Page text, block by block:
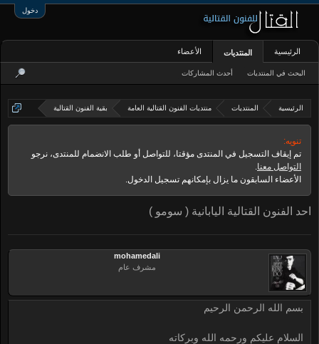
دخول
الرئيسية المنتديات منتديات الفنون القتالية العامة بقية الفنون القتالية
تنويه:
تم إيقاف التسجيل في المنتدى مؤقتا، للتواصل أو طلب الانضمام للمنتدى، نرجو
التواصل معنا.
الأعضاء السابقون ما يزال بإمكانهم تسجيل الدخول.
احد الفنون القتالية اليابانية ( سومو )
mohamedali
مشرف عام
بسم الله الرحمن الرحيم
السلام عليكم ورحمه الله وبركاته
الرئيسية المنتديات
البحث في المنتديات أحدث المشاركات
الأعضاء